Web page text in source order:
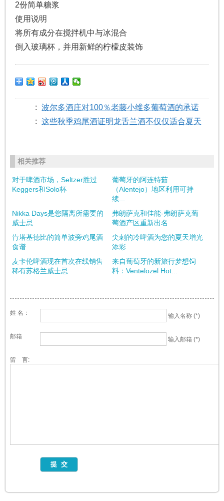
2份简单糖浆
使用说明
将所有成分在搅拌机中与冰混合
倒入玻璃杯，并用新鲜的柠檬皮装饰
: 波尔多酒庄对100％老藤小维多葡萄酒的承诺
: 这些秋季鸡尾酒证明龙舌兰酒不仅仅适合夏天
相关推荐
对于啤酒市场，Seltzer胜过
Keggers和Solo杯
葡萄牙的阿连特茹
（Alentejo）地区利用可持
续...
Nikka Days是您隔离所需要的
威士忌
弗朗萨克和佳能-弗朗萨克葡
萄酒产区重新出名
肯塔基德比的简单波旁鸡尾酒
食谱
尖刺的冷啤酒为您的夏天增光
添彩
麦卡伦啤酒​​现在首次在线销售
稀有苏格兰威士忌
来自葡萄牙的新旅行梦想饲
料：Ventelozel Hot...
姓 名： 输入名称 (*)
邮箱 输入邮箱 (*)
留 言: